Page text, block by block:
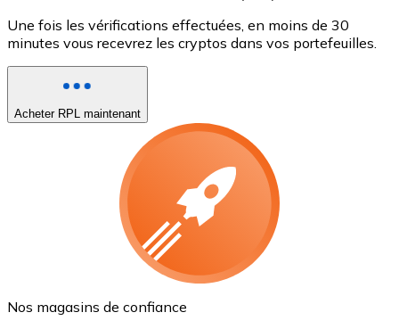
Une fois les vérifications effectuées, en moins de 30
minutes vous recevrez les cryptos dans vos portefeuilles.
Acheter RPL maintenant
Nos magasins de confiance